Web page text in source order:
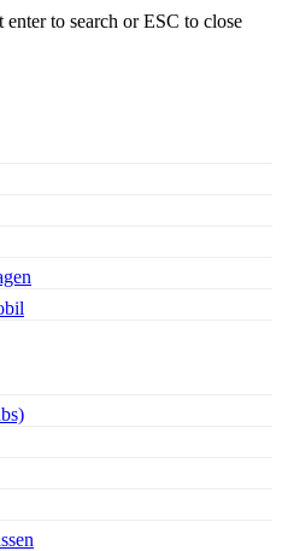
enter to search or ESC to close